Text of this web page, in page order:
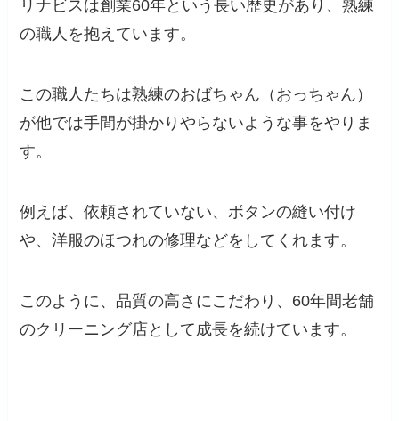
リナビスは創業60年という長い歴史があり、熟練
の職人を抱えています。
この職人たちは熟練のおばちゃん（おっちゃん）
が他では手間が掛かりやらないような事をやりま
す。
例えば、依頼されていない、ボタンの縫い付け
や、洋服のほつれの修理などをしてくれます。
このように、品質の高さにこだわり、60年間老舗
のクリーニング店として成長を続けています。